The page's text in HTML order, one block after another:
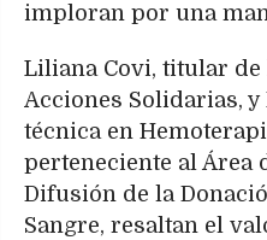
imploran por una
Liliana Covi, titular de
Acciones Solidarias, y
técnica en
perteneciente al Área
Difusión de la
Sangre, resaltan el